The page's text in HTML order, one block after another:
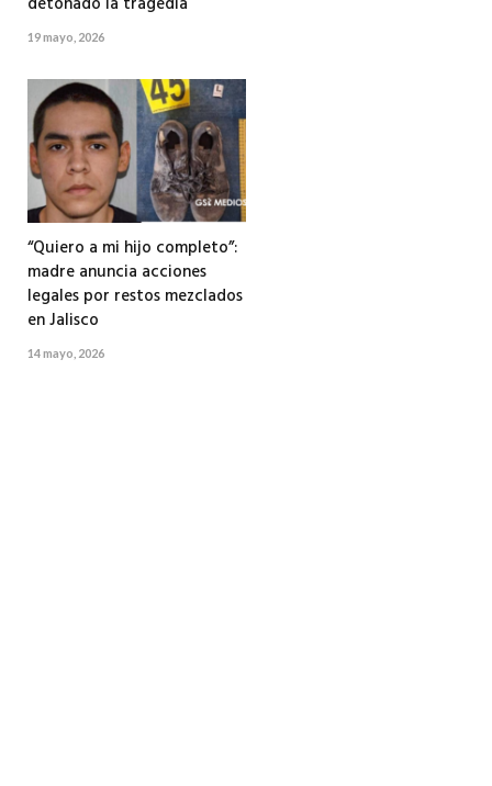
19 mayo, 2026
“Quiero a mi hijo completo”:
madre anuncia acciones
legales por restos mezclados
en Jalisco
14 mayo, 2026